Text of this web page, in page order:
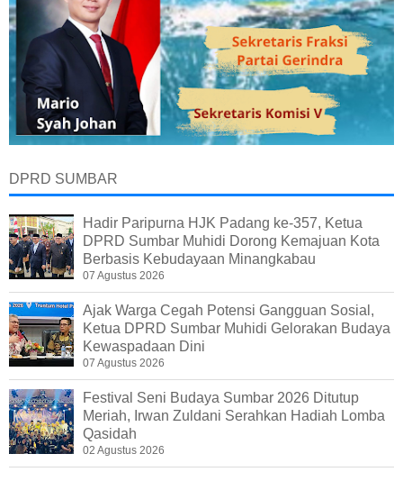
DPRD SUMBAR
Hadir Paripurna HJK Padang ke-357, Ketua
DPRD Sumbar Muhidi Dorong Kemajuan Kota
Berbasis Kebudayaan Minangkabau
07 Agustus 2026
Ajak Warga Cegah Potensi Gangguan Sosial,
Ketua DPRD Sumbar Muhidi Gelorakan Budaya
Kewaspadaan Dini
07 Agustus 2026
Festival Seni Budaya Sumbar 2026 Ditutup
Meriah, Irwan Zuldani Serahkan Hadiah Lomba
Qasidah
02 Agustus 2026